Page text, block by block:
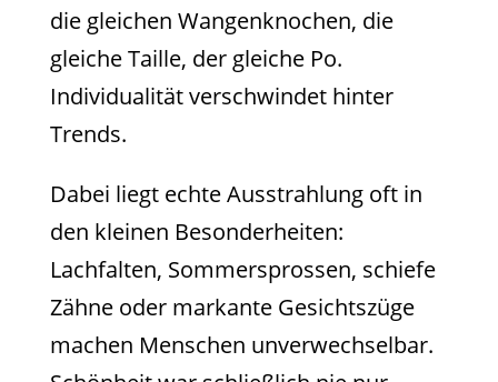
die gleichen Wangenknochen, die
gleiche Taille, der gleiche Po.
Individualität verschwindet hinter
Trends.
Dabei liegt echte Ausstrahlung oft in
den kleinen Besonderheiten:
Lachfalten, Sommersprossen, schiefe
Zähne oder markante Gesichtszüge
machen Menschen unverwechselbar.